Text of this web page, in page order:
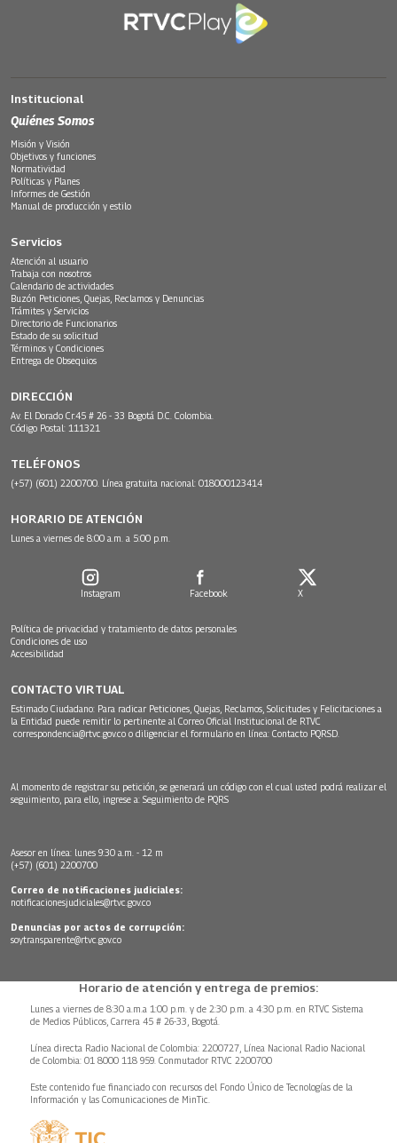
Institucional
Quiénes Somos
Misión y Visión
Objetivos y funciones
Normatividad
Políticas y Planes
Informes de Gestión
Manual de producción y estilo
Servicios
Atención al usuario
Trabaja con nosotros
Calendario de actividades
Buzón Peticiones, Quejas, Reclamos y Denuncias
Trámites y Servicios
Directorio de Funcionarios
Estado de su solicitud
Términos y Condiciones
Entrega de Obsequios
DIRECCIÓN
Av. El Dorado Cr.45 # 26 - 33 Bogotá D.C. Colombia.
Código Postal: 111321
TELÉFONOS
(+57) (601) 2200700. Línea gratuita nacional: 018000123414
HORARIO DE ATENCIÓN
Lunes a viernes de 8:00 a.m. a 5:00 p.m.
Instagram Facebook X
Política de privacidad y tratamiento de datos personales
Condiciones de uso
Accesibilidad
CONTACTO VIRTUAL
Estimado Ciudadano: Para radicar Peticiones, Quejas, Reclamos, Solicitudes y Felicitaciones a
la Entidad puede remitir lo pertinente al Correo Oficial Institucional de RTVC
correspondencia@rtvc.gov.co o diligenciar el formulario en línea: Contacto PQRSD.
Al momento de registrar su petición, se generará un código con el cual usted podrá realizar el
seguimiento, para ello, ingrese a: Seguimiento de PQRS
Asesor en línea: lunes 9:30 a.m. - 12 m
(+57) (601) 2200700
Correo de notificaciones judiciales:
notificacionesjudiciales@rtvc.gov.co
Denuncias por actos de corrupción:
soytransparente@rtvc.gov.co
Horario de atención y entrega de premios:
Lunes a viernes de 8:30 a.m.a 1:00 p.m. y de 2:30 p.m. a 4:30 p.m. en RTVC Sistema
de Medios Públicos, Carrera 45 # 26-33, Bogotá.
Línea directa Radio Nacional de Colombia: 2200727, Línea Nacional Radio Nacional
de Colombia: 01 8000 118 959. Conmutador RTVC 2200700
Este contenido fue financiado con recursos del Fondo Único de Tecnologías de la
Información y las Comunicaciones de MinTic.